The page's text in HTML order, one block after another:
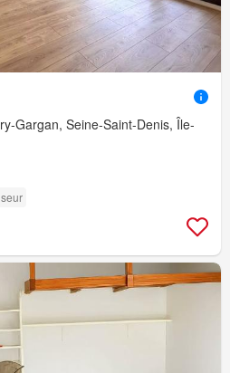
Gargan, Seine-Saint-Denis, Île-